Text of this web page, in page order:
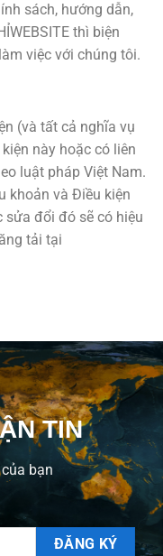
sách, hướng dẫn,
thì biện
việc với chúng tôi.
(và tất cả nghĩa vụ
này hoặc có liên
luật pháp Việt Nam.
khoản và Điều kiện
sửa đổi đó sẽ có hiệu
tải tại
TIN
bạn